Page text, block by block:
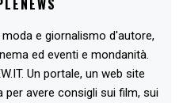
e giornalismo d'autore,
ed eventi e mondanità.
Un portale, un web site
per avere consigli sui film, sui